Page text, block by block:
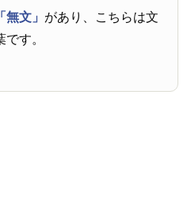
「無文」 があり、こちらは文
す。